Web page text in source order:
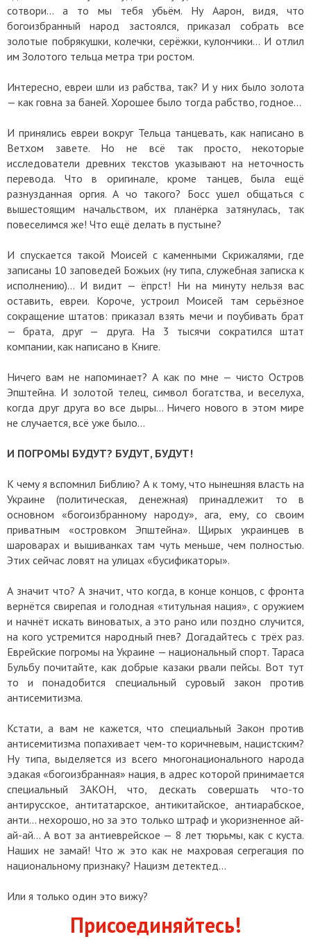
сотвори... а то мы тебя убьём. Ну Аарон, видя, что
богоизбранный народ застоялся, приказал собрать все
золотые побрякушки, колечки, серёжки, кулончики... И отлил
им Золотого тельца метра три ростом.
Интересно, евреи шли из рабства, так? И у них было золота
— как говна за баней. Хорошее было тогда рабство, годное...
И принялись евреи вокруг Тельца танцевать, как написано в
Ветхом завете. Но не всё так просто, некоторые
исследователи древних текстов указывают на неточность
перевода. Что в оригинале, кроме танцев, была ещё
разнузданная оргия. А чо такого? Босс ушел общаться с
вышестоящим начальством, их планёрка затянулась, так
повеселимся же! Что ещё делать в пустыне?
И спускается такой Моисей с каменными Скрижалями, где
записаны 10 заповедей Божьих (ну типа, служебная записка к
исполнению)... И видит — ёпрст! Ни на минуту нельзя вас
оставить, евреи. Короче, устроил Моисей там серьёзное
сокращение штатов: приказал взять мечи и поубивать брат
— брата, друг — друга. На 3 тысячи сократился штат
компании, как написано в Книге.
Ничего вам не напоминает? А как по мне — чисто Остров
Эпштейна. И золотой телец, символ богатства, и веселуха,
когда друг друга во все дыры... Ничего нового в этом мире
не случается, всё уже было...
И ПОГРОМЫ БУДУТ? БУДУТ, БУДУТ!
К чему я вспомнил Библию? А к тому, что нынешняя власть на
Украине (политическая, денежная) принадлежит то в
основном «богоизбранному народу», ага, ему, со своим
приватным «островком Эпштейна». Щирых украинцев в
шароварах и вышиванках там чуть меньше, чем полностью.
Этих сейчас ловят на улицах «бусификаторы».
А значит что? А значит, что когда, в конце концов, с фронта
вернётся свирепая и голодная «титульная нация», с оружием
и начнёт искать виноватых, а это рано или поздно случится,
на кого устремится народный гнев? Догадайтесь с трёх раз.
Еврейские погромы на Украине — национальный спорт. Тараса
Бульбу почитайте, как добрые казаки рвали пейсы. Вот тут
то и понадобится специальный суровый закон против
антисемитизма.
Кстати, а вам не кажется, что специальный Закон против
антисемитизма попахивает чем-то коричневым, нацистским?
Ну типа, выделяется из всего многонационального народа
эдакая «богоизбранная» нация, в адрес которой принимается
специальный ЗАКОН, что, дескать совершать что-то
антирусское, антитатарское, антикитайское, антиарабское,
анти... нехорошо, но за это только штраф и укоризненное ай-
ай-ай... А вот за антиеврейское — 8 лет тюрьмы, как с куста.
Наших не замай! Что ж это как не махровая сегрегация по
национальному признаку? Нацизм детектед...
Или я только один это вижу?
Присоединяйтесь!